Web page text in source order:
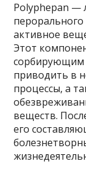
Polyphepan —
активное
Этот
сорбирующим
приводить в
процессы, а
веществ.
его